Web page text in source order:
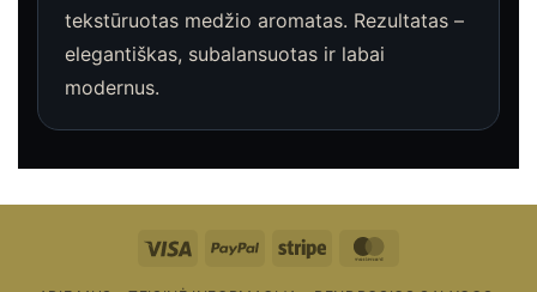
tekstūruotas medžio aromatas. Rezultatas –
elegantiškas, subalansuotas ir labai
modernus.
Visa "PayPal"Stripe